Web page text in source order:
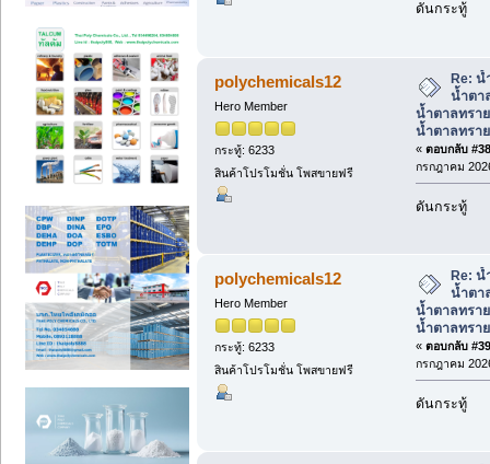
ดันกระทู้
polychemicals12
Hero Member
กระทู้: 6233
สินค้าโปรโมชั่น โพสขายฟรี
Re: น้
น้ำตา
น้ำตาลทรา
น้ำตาลทรา
« ตอบกลับ
กรกฎาคม
ดันกระทู้
polychemicals12
Hero Member
กระทู้: 6233
สินค้าโปรโมชั่น โพสขายฟรี
Re: น้
น้ำตา
น้ำตาลทรา
น้ำตาลทรา
« ตอบกลับ
กรกฎาคม
ดันกระทู้